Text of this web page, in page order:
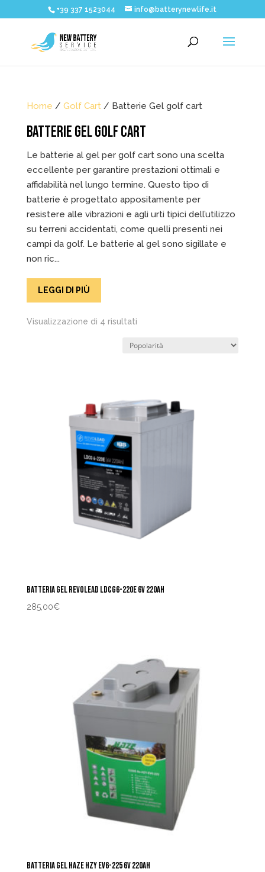
+39 337 1523044 info@batterynewlife.it
Home / Golf Cart/ Batterie Gel golf cart
BATTERIE GEL GOLF CART
Le batterie al gel per golf cart sono una scelta
eccellente per garantire prestazioni ottimali e
affidabilità nel lungo termine. Questo tipo di
batterie è progettato appositamente per
resistere alle vibrazioni e agli urti tipici dell’utilizzo
su terreni accidentati, come quelli presenti nei
campi da golf. Le batterie al gel sono sigillate e
non ric...
LEGGI DI PIÙ
Visualizzazione di 4 risultatiPopolarità
BATTERIA GEL REVOLEAD LDCG6-220E 6V 220AH
285,00€
BATTERIA GEL HAZE HZY EV6-225 6V 220AH